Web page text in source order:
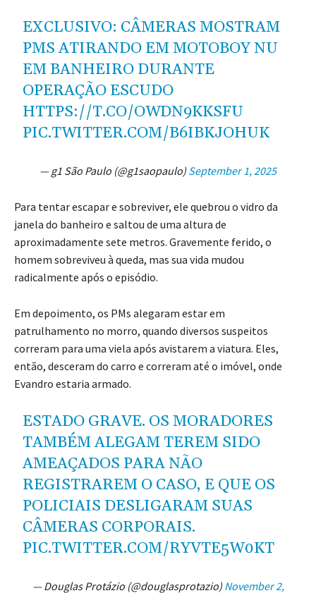
EXCLUSIVO: CÂMERAS MOSTRAM
PMS ATIRANDO EM MOTOBOY NU
EM BANHEIRO DURANTE
OPERAÇÃO ESCUDO
HTTPS://T.CO/OWDN9KKSFU
PIC.TWITTER.COM/B6IBKJOHUK
— g1 São Paulo (@g1saopaulo) September 1, 2025
Para tentar escapar e sobreviver, ele quebrou o vidro da
janela do banheiro e saltou de uma altura de
aproximadamente sete metros. Gravemente ferido, o
homem sobreviveu à queda, mas sua vida mudou
radicalmente após o episódio.
Em depoimento, os PMs alegaram estar em
patrulhamento no morro, quando diversos suspeitos
correram para uma viela após avistarem a viatura. Eles,
então, desceram do carro e correram até o imóvel, onde
Evandro estaria armado.
ESTADO GRAVE. OS MORADORES
TAMBÉM ALEGAM TEREM SIDO
AMEAÇADOS PARA NÃO
REGISTRAREM O CASO, E QUE OS
POLICIAIS DESLIGARAM SUAS
CÂMERAS CORPORAIS.
PIC.TWITTER.COM/RYVTE5W0KT
— Douglas Protázio (@douglasprotazio) November 2,